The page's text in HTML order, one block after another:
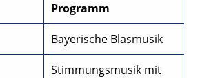
Programm
Bayerische Blasmusik
Stimmungsmusik mit